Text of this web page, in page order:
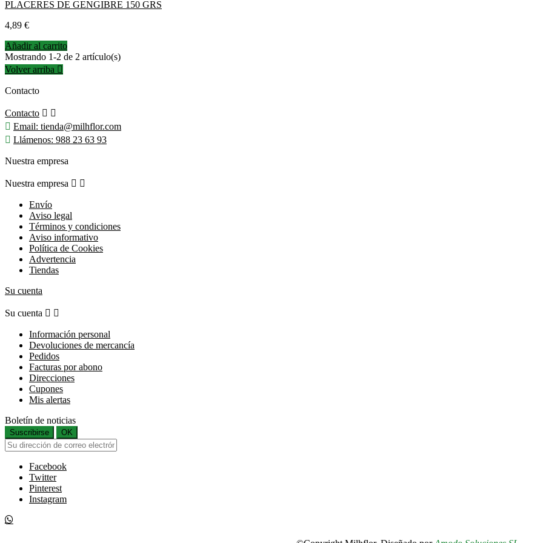
PLACERES DE GENGIBRE 150 GRS
Precio
4,89 €
Añadir al carrito
Mostrando 1-2 de 2 artículo(s)
Volver arriba 
Contacto
Contacto  
 Email: tienda@milhflor.com
 Llámenos: 988 23 63 93
Nuestra empresa
Nuestra empresa  
Envío
Aviso legal
Términos y condiciones
Aviso informativo
Política de Cookies
Advertencia
Tiendas
Su cuenta
Su cuenta  
Información personal
Devoluciones de mercancía
Pedidos
Facturas por abono
Direcciones
Cupones
Mis alertas
Boletín de noticias
Suscribirse OK
Facebook
Twitter
Pinterest
Instagram